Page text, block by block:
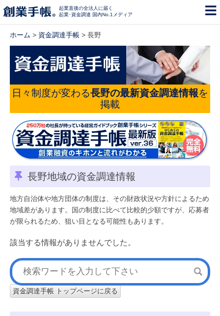
起業直後の全法人に届く
起業･資金調達 国内No.1メディア
ホーム > 資金調達手帳 > 長野
日々制度が変わる長野の最新資金調達情報を
掲載
長野地域の資金調達情報
地方自治体や地方団体の制度は、その財政状況や方針によるため
地域差があります。国の制度に比べて比較的少額ですが、応募者
が限られるため、狙い目となる可能性もあります。
該当する情報がありませんでした。
資金調達手帳 トップページに戻る